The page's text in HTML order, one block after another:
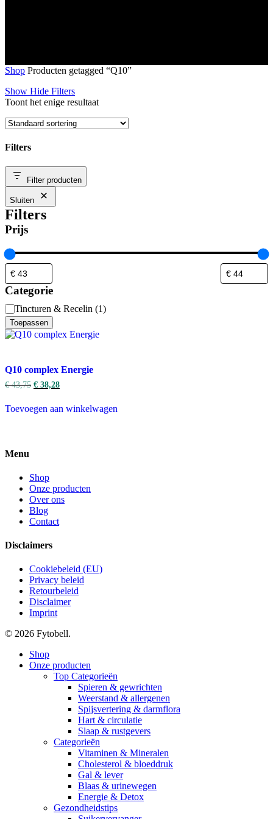
Shop Producten getagged “Q10”
Show Hide Filters
Toont het enige resultaat
Filters
Close
FiltersFilter producten
Sluiten
Filters
Prijs
Categorie
Categorie
Tincturen & Recelin (1)
Toepassen
Q10 complex Energie
€43,75 € 38,28
Toevoegen aan winkelwagen
Menu
Shop
Onze producten
Over ons
Blog
Contact
Disclaimers
Cookiebeleid (EU)
Privacy beleid
Retourbeleid
Disclaimer
Imprint
© 2026 Fytobell.
Close
Menu
Shop
Onze producten
Top Categorieën
Spieren & gewrichten
Weerstand & allergenen
Spijsvertering & darmflora
Hart & circulatie
Slaap & rustgevers
Categorieën
Vitaminen & Mineralen
Cholesterol & bloeddruk
Gal & lever
Blaas & urinewegen
Energie & Detox
Gezondheidstips